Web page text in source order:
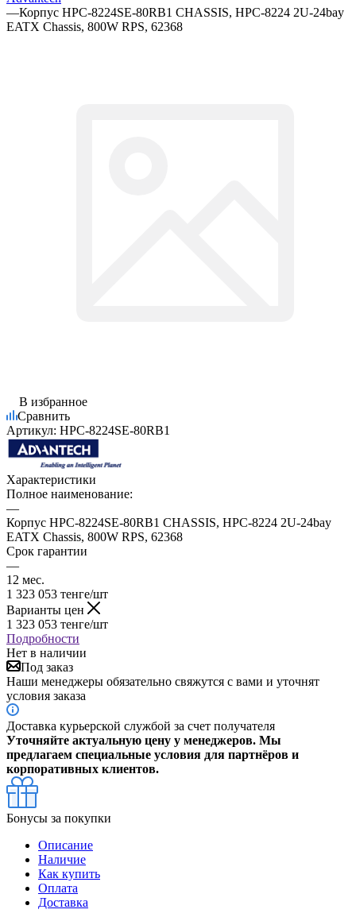
—Корпус HPC-8224SE-80RB1 CHASSIS, HPC-8224 2U-24bay
EATX Chassis, 800W RPS, 62368
В избранное
Сравнить
Артикул: HPC-8224SE-80RB1
Характеристики
Полное наименование:
—
Корпус HPC-8224SE-80RB1 CHASSIS, HPC-8224 2U-24bay
EATX Chassis, 800W RPS, 62368
Срок гарантии
—
12 мес.
1 323 053 тенге/шт
Варианты цен
1 323 053 тенге/шт
Подробности
Нет в наличии
Под заказ
Наши менеджеры обязательно свяжутся с вами и уточнят
условия заказа
Доставка курьерской службой за счет получателя
Уточняйте актуальную цену у менеджеров. Мы
предлагаем специальные условия для партнёров и
корпоративных клиентов.
Бонусы за покупки
Описание
Наличие
Как купить
Оплата
Доставка